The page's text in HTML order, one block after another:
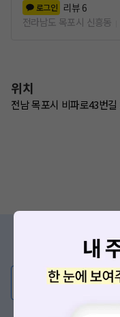
로그인 리뷰 6
전라남도 목포시 신흥동
위치
전남 목포시 비파로43번길
증상/치
💬 무엇이든 물어보